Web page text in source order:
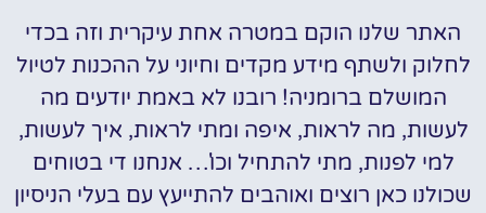
האתר שלנו הוקם במטרה אחת עיקרית וזה בכדי
לחלוק ולשתף מידע מקדים וחיוני על ההכנות לטיול
המושלם ברומניה! רובנו לא באמת יודעים מה
לעשות, מה לראות, איפה ומתי לראות, איך לעשות,
למי לפנות, מתי להתחיל וכו'… אנחנו די בטוחים
שכולנו כאן רוצים ואוהבים להתייעץ עם בעלי הניסיון